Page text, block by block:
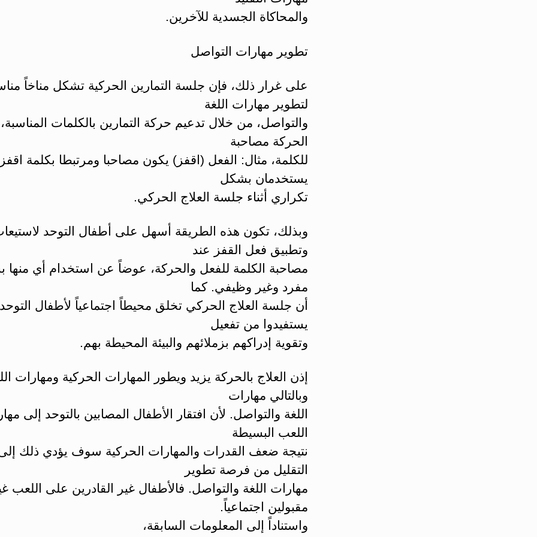
والمحاكاة الجسدية للآخرين.
تطوير مهارات التواصل
على غرار ذلك، فإن جلسة التمارين الحركية تشكل مناخاً
لتطوير مهارات اللغة
والتواصل، من خلال تدعيم حركة التمارين بالكلمات
الحركة مصاحبة
للكلمة، مثال: الفعل (اقفز) يكون مصاحبا ومرتبطا بكلمة
يستخدمان بشكل
تكراري أثناء جلسة العلاج الحركي.
وبذلك، تكون هذه الطريقة أسهل على أطفال التوحد
وتطبيق فعل القفز عند
مصاحبة الكلمة للفعل والحركة، عوضاً عن استخدام أي
مفرد وغير وظيفي. كما
أن جلسة العلاج الحركي تخلق محيطاً اجتماعياً لأطفال
يستفيدوا من تفعيل
وتقوية إدراكهم بزملائهم والبيئة المحيطة بهم.
إذن العلاج بالحركة يزيد ويطور المهارات الحركية ومهارات
وبالتالي مهارات
اللغة والتواصل. لأن افتقار الأطفال المصابين بالتوحد إلى
اللعب البسيطة
نتيجة ضعف القدرات والمهارات الحركية سوف يؤدي ذلك
التقليل من فرصة تطوير
مهارات اللغة والتواصل. فالأطفال غير القادرين على اللعب
مقبولين اجتماعياً.
واستناداً إلى المعلومات السابقة،